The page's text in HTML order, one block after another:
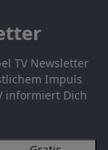
TV Newsletter
Impuls
informiert Dich